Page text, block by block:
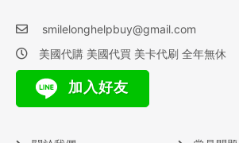
smilelonghelpbuy@gmail.com
美國代購 美國代買 美卡代刷 全年無休
加入好友